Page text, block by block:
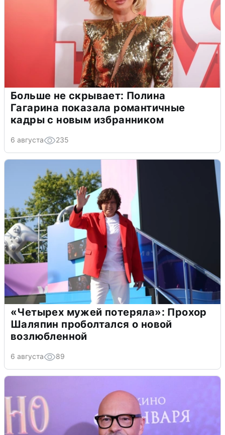
Больше не скрывает: Полина
Гагарина показала романтичные
кадры с новым избранником
6 августа 235
«Четырех мужей потеряла»: Прохор
Шаляпин проболтался о новой
возлюбленной
6 августа 89